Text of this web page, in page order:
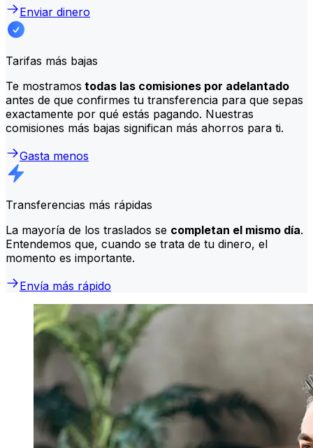
Enviar dinero
Tarifas más bajas
Te mostramos todas las comisiones por adelantado
antes de que confirmes tu transferencia para que sepas
exactamente por qué estás pagando. Nuestras
comisiones más bajas significan más ahorros para ti.
Gasta menos
Transferencias más rápidas
La mayoría de los traslados se completan el mismo día.
Entendemos que, cuando se trata de tu dinero, el
momento es importante.
Envía más rápido